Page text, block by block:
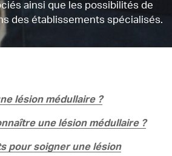
ainsi que les possibilités de
des établissements spécialisés.
lésion médullaire ?
une lésion médullaire ?
pour soigner une lésion